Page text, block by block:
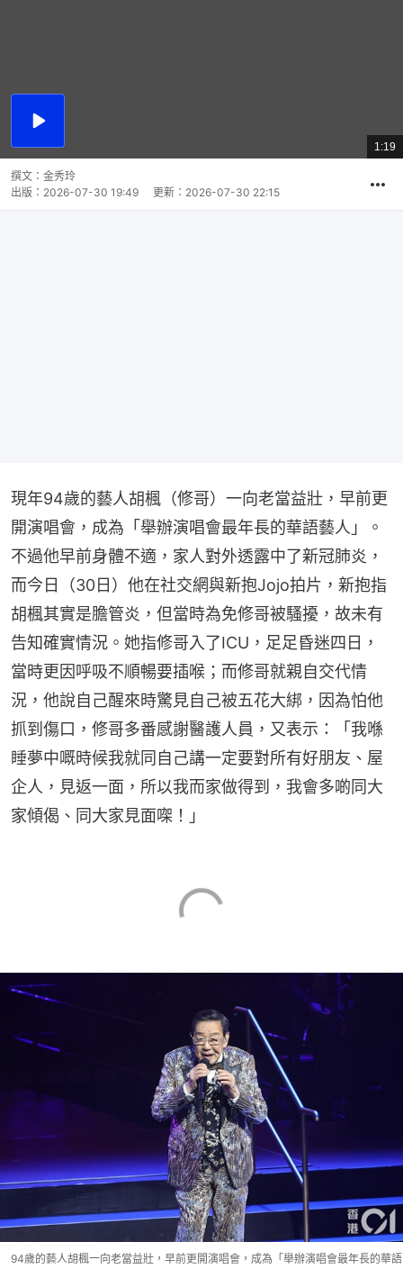
播
總
共
1:19
撰文： 金秀玲
出版： 2026-07-30 19:49 更新： 2026-07-30 22:15
現年94歲的藝人胡楓（修哥）一向老當益壯，早前更
開演唱會，成為「舉辦演唱會最年長的華語藝人」。
不過他早前身體不適，家人對外透露中了新冠肺炎，
而今日（30日）他在社交網與新抱Jojo拍片，新抱指
胡楓其實是膽管炎，但當時為免修哥被騷擾，故未有
告知確實情況。她指修哥入了ICU，足足昏迷四日，
當時更因呼吸不順暢要插喉；而修哥就親自交代情
況，他說自己醒來時驚見自己被五花大綁，因為怕他
抓到傷口，修哥多番感謝醫護人員，又表示：「我喺
睡夢中嘅時候我就同自己講一定要對所有好朋友、屋
企人，見返一面，所以我而家做得到，我會多啲同大
家傾偈、同大家見面㗎！」
94歲的藝人胡楓一向老當益壯，早前更開演唱會，成為「舉辦演唱會最年長的華語